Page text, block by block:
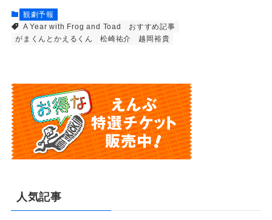
観劇予報
A Year with Frog and Toad
おすすめ記事
がまくんとかえるくん
松崎祐介 越岡裕貴
人気記事